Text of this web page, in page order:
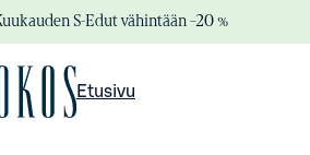
S-Edut vähintään –20 %
Etusivu